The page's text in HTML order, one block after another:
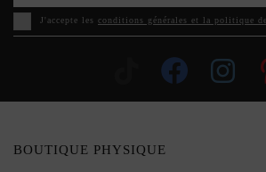
J'accepte les conditions générales et la politique
BOUTIQUE PHYSIQUE